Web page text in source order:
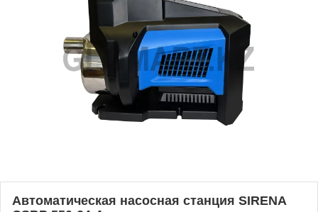
Автоматическая насосная станция SIRENA